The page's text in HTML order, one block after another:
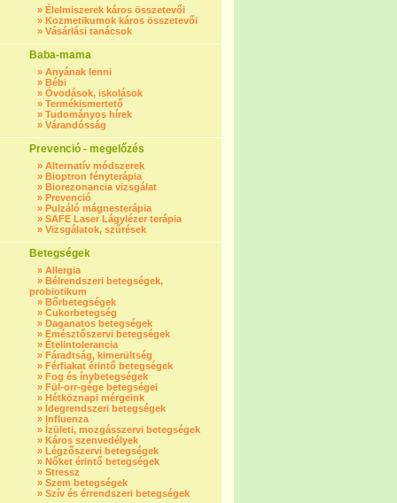
» Élelmiszerek káros összetevői
» Kozmetikumok káros összetevői
» Vásárlási tanácsok
Baba-mama
» Anyának lenni
» Bébi
» Óvodások, iskolások
» Termékismertető
» Tudományos hírek
» Várandósság
Prevenció - megelőzés
» Alternatív módszerek
» Bioptron fényterápia
» Biorezonancia vizsgálat
» Prevenció
» Pulzáló mágnesterápia
» SAFE Laser Lágylézer terápia
» Vizsgálatok, szűrések
Betegségek
» Allergia
» Bélrendszeri betegségek,
probiotikum
» Bőrbetegségek
» Cukorbetegség
» Daganatos betegségek
» Emésztőszervi betegségek
» Ételintolerancia
» Fáradtság, kimerültség
» Férfiakat érintő betegségek
» Fog és ínybetegségek
» Fül-orr-gége betegségei
» Hétköznapi mérgeink
» Idegrendszeri betegségek
» Influenza
» Ízületi, mozgásszervi betegségek
» Káros szenvedélyek
» Légzőszervi betegségek
» Nőket érintő betegségek
» Stressz
» Szem betegségek
» Szív és érrendszeri betegségek